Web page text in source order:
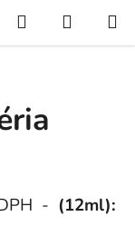
Hľadať
KOŠÍK
- (12ml):